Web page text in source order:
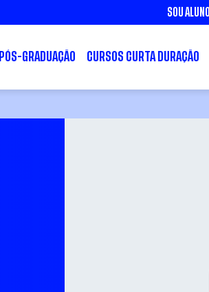
SOU ALUNO
PÓS-GRADUAÇÃO CURSOS CURTA DURAÇÃO